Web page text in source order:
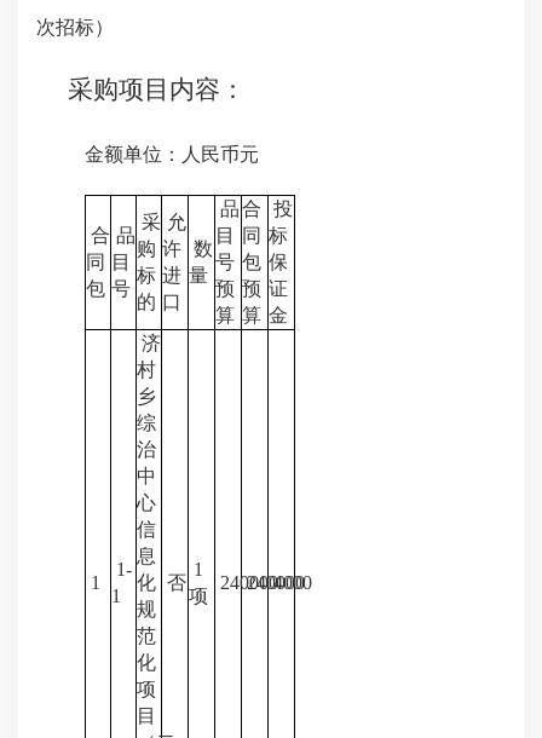
次招标）
采购项目内容：
金额单位：人民币元
合
同
包
品
目
号
采
购
标
的
允
许
进
口
数
量
品
目
号
预
算
合
同
包
预
算
投
标
保
证
金
1
1-
1
济
村
乡
综
治
中
心
信
息
化
规
范
化
项
目
否
1
项
240000
240000
4000